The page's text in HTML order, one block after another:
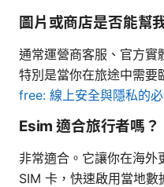
圖片或商店是否能幫
通常運營商客服、官方實
特別是當你在旅途中需要
free: 線上安全與隱私的
Esim 適合旅行者嗎？
非常適合。它讓你在海外
SIM 卡，快速啟用當地數